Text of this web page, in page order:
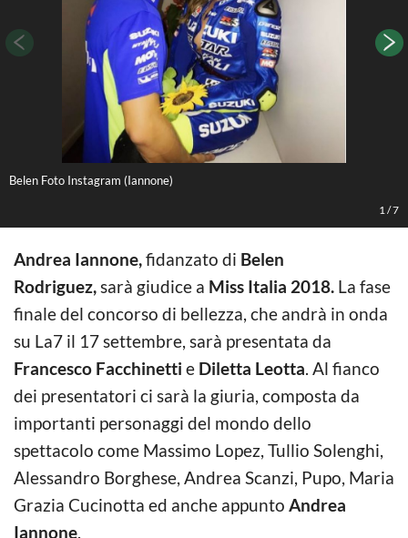
Belen Foto Instagram (Iannone)
1 /7
Andrea Iannone,fidanzato di Belen
Rodriguez,sarà giudice a Miss Italia 2018. La fase
finale del concorso di bellezza, che andrà in onda
su La7 il 17 settembre, sarà presentata da
Francesco Facchinetti e Diletta Leotta. Al fianco
dei presentatori ci sarà la giuria, composta da
importanti personaggi del mondo dello
spettacolo come Massimo Lopez, Tullio Solenghi,
Alessandro Borghese, Andrea Scanzi, Pupo, Maria
Grazia Cucinotta ed anche appunto Andrea
Iannone.